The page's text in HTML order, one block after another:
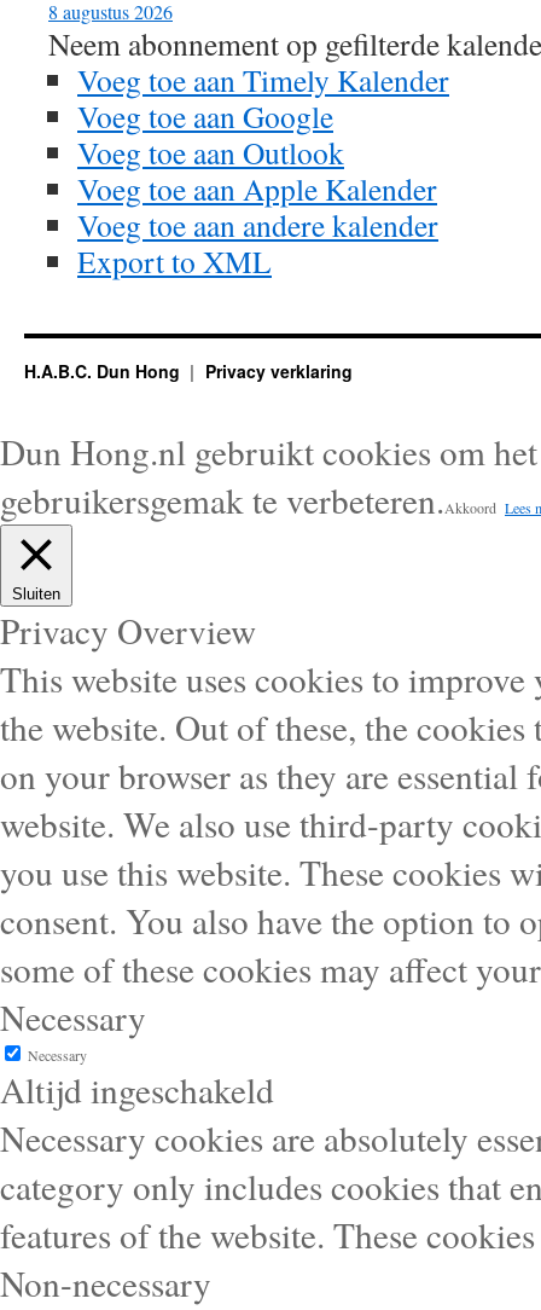
8 augustus 2026
Neem abonnement op gefilterde
Voeg toe aan Timely Kalender
Voeg toe aan Google
Voeg toe aan Outlook
Voeg toe aan Apple Kalender
Voeg toe aan andere kalender
Export to XML
H.A.B.C. Dun Hong Privacy verklaring
Dun Hong.nl gebruikt cookies om
gebruikersgemak te verbeteren.Akkoord Lees
Sluiten
Privacy Overview
This website uses cookies to
the website. Out of these, the cookies
on your browser as they are
website. We also use third-party
you use this website. These cookies
consent. You also have the option
some of these cookies may affect
Necessary
Necessary
Altijd ingeschakeld
Necessary cookies are absolutely
category only includes cookies that
features of the website. These
Non-necessary